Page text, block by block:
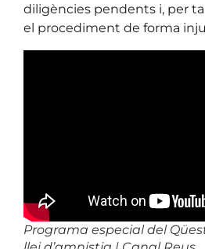
diligències pendents i, per
el procediment de forma
Programa especial del